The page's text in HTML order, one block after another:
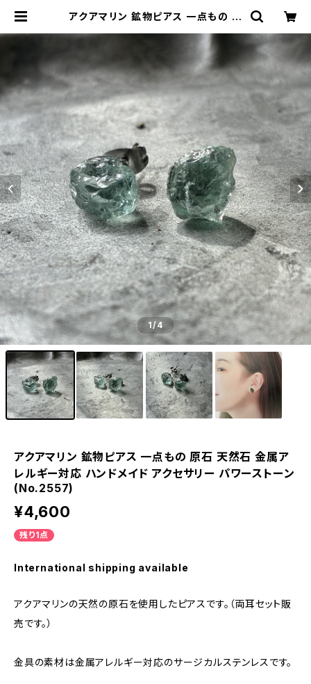
アクアマリン 鉱物ピアス 一点もの 原
メイド アクセサリー パワーストーン
(No.2557) | ジオ - 鉱物・原石のハ
ンドメイド天然石アクセサリー
1/4
アクアマリン 鉱物ピアス 一点もの 原石 天然石 金属ア
レルギー対応 ハンドメイド アクセサリー パワーストーン
(No.2557)
¥4,600
残り1点
International shipping available
アクアマリンの天然の原石を使用したピアスです。（両耳セット販
売です。）
金具の素材は金属アレルギー対応のサージカルステンレスです。